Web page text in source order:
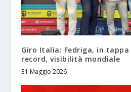
Giro Italia: Fedriga, in tappa
record, visibilità mondiale
31 Maggio 2026